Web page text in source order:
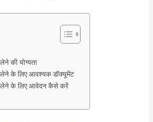
की योग्यता
के लिए आवश्यक डॉक्यूमेंट
के लिए आवेदन कैसे करें